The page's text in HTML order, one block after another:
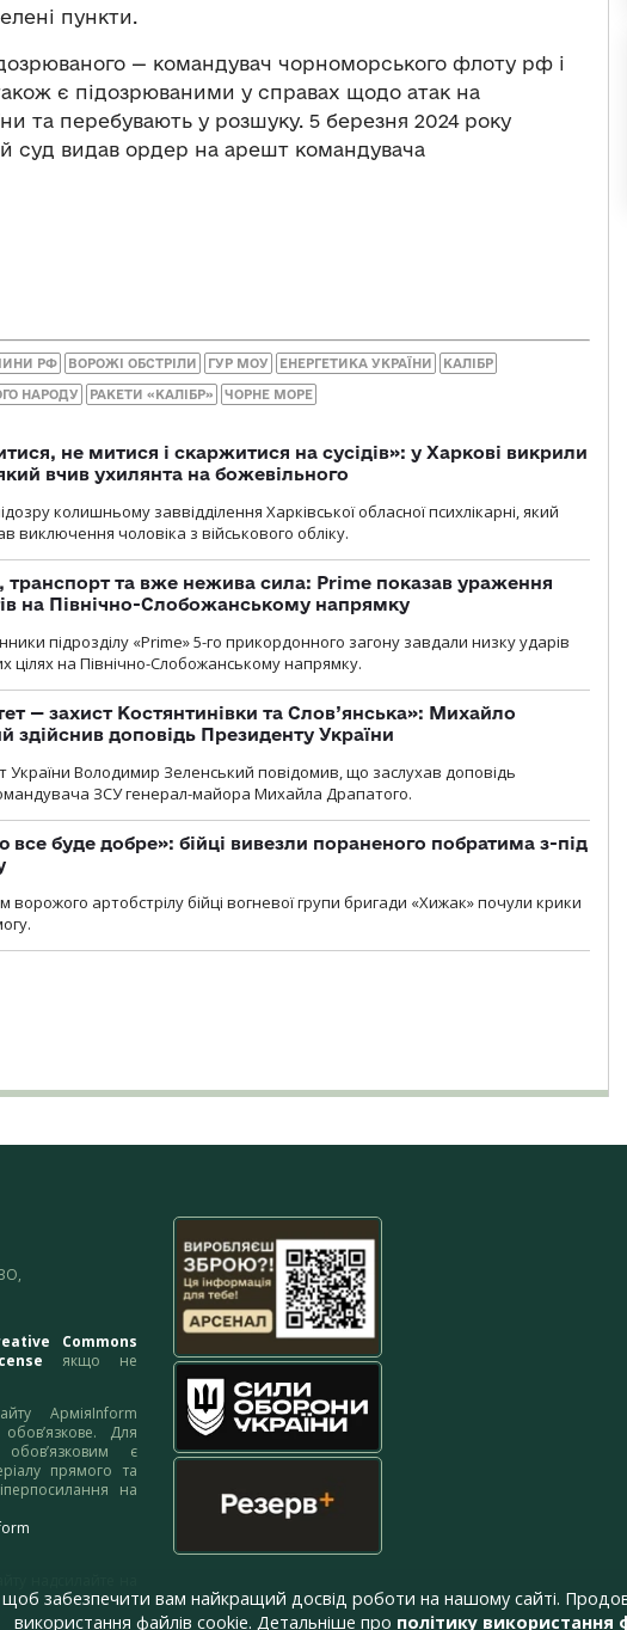
пункти.
— командувач чорноморського флоту рф і
є підозрюваними у справах щодо атак на
та перебувають у розшуку. 5 березня 2024 року
суд видав ордер на арешт командувача
РФ ВОРОЖІ ОБСТРІЛИ ГУР МОУ ЕНЕРГЕТИКА УКРАЇНИ КАЛІБР
НАРОДУ РАКЕТИ «КАЛІБР» ЧОРНЕ МОРЕ
не митися і скаржитися на сусідів»: у Харкові викрили
вчив ухилянта на божевільного
колишньому заввідділення Харківської обласної психлікарні, який
виключення чоловіка з військового обліку.
транспорт та вже нежива сила: Prime показав ураження
на Північно-Слобожанському напрямку
підрозділу «Prime» 5-го прикордонного загону завдали низку ударів
цілях на Північно-Слобожанському напрямку.
— захист Костянтинівки та Слов’янська»: Михайло
здійснив доповідь Президенту України
України Володимир Зеленський повідомив, що заслухав доповідь
ЗСУ генерал-майора Михайла Драпатого.
все буде добре»: бійці вивезли пораненого побратима з-під
ворожого артобстрілу бійці вогневої групи бригади «Хижак» почули крики
Commons
якщо не
АрміяInform
обов’язкове. Для
є
прямого та
на
забезпечити вам найкращий досвід роботи на нашому сайті.
використання файлів cookie. Детальніше про політику використання